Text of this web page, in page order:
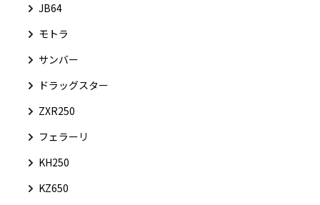
JB64
モトラ
サンバー
ドラッグスター
ZXR250
フェラーリ
KH250
KZ650